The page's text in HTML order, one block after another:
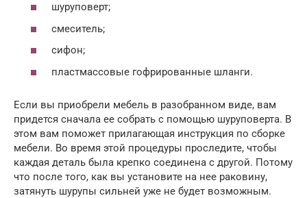
шуруповерт;
смеситель;
сифон;
пластмассовые гофрированные шланги.
Если вы приобрели мебель в разобранном виде, вам
придется сначала ее собрать с помощью шуруповерта. В
этом вам поможет прилагающая инструкция по сборке
мебели. Во время этой процедуры проследите, чтобы
каждая деталь была крепко соединена с другой. Потому
что после того, как вы установите на нее раковину,
затянуть шурупы сильней уже не будет возможным.